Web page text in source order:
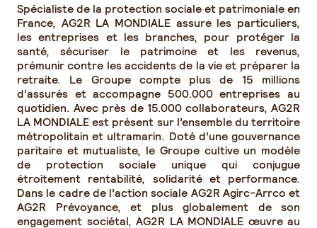
Spécialiste de la protection sociale et patrimoniale en
France, AG2R LA MONDIALE assure les particuliers,
les entreprises et les branches, pour protéger la
santé, sécuriser le patrimoine et les revenus,
prémunir contre les accidents de la vie et préparer la
retraite. Le Groupe compte plus de 15 millions
d’assurés et accompagne 500.000 entreprises au
quotidien. Avec près de 15.000 collaborateurs, AG2R
LA MONDIALE est présent sur l’ensemble du territoire
métropolitain et ultramarin. Doté d’une gouvernance
paritaire et mutualiste, le Groupe cultive un modèle
de protection sociale unique qui conjugue
étroitement rentabilité, solidarité et performance.
Dans le cadre de l’action sociale AG2R Agirc-Arrco et
AG2R Prévoyance, et plus globalement de son
engagement sociétal, AG2R LA MONDIALE œuvre au